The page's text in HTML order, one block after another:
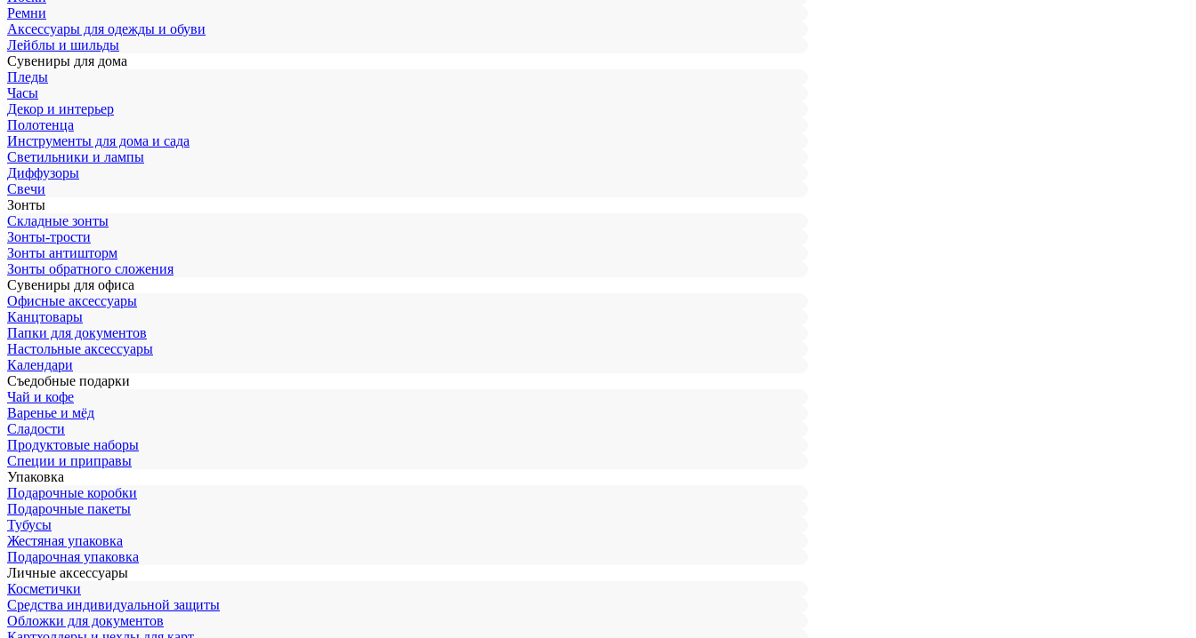
Ремни
Аксессуары для одежды и обуви
Лейблы и шильды
Сувениры для дома
Пледы
Часы
Декор и интерьер
Полотенца
Инструменты для дома и сада
Светильники и лампы
Диффузоры
Свечи
Зонты
Складные зонты
Зонты-трости
Зонты антишторм
Зонты обратного сложения
Сувениры для офиса
Офисные аксессуары
Канцтовары
Папки для документов
Настольные аксессуары
Календари
Съедобные подарки
Чай и кофе
Варенье и мёд
Сладости
Продуктовые наборы
Специи и приправы
Упаковка
Подарочные коробки
Подарочные пакеты
Тубусы
Жестяная упаковка
Подарочная упаковка
Личные аксессуары
Косметички
Средства индивидуальной защиты
Обложки для документов